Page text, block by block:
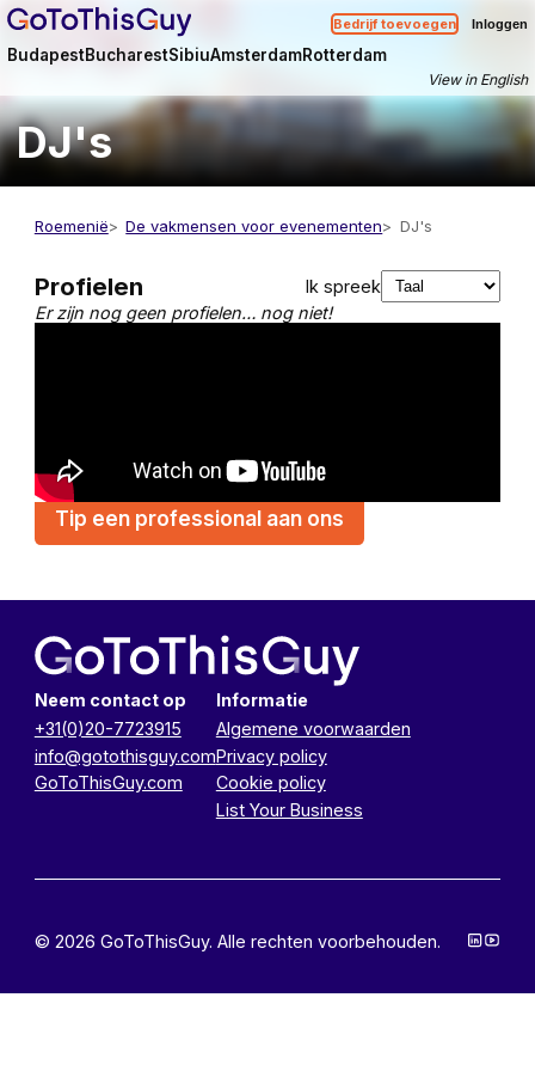
Bedrijf toevoegen Inloggen
BudapestBucharestSibiuAmsterdamRotterdam
View in English
DJ's
Roemenië De vakmensen voor evenementen DJ's
Profielen
Ik spreek
Er zijn nog geen profielen… nog niet!
Tip een professional aan ons
Neem contact op
+31(0)20-7723915
info@gotothisguy.com
GoToThisGuy.com
Informatie
Algemene voorwaarden
Privacy policy
Cookie policy
List Your Business
© 2026 GoToThisGuy. Alle rechten voorbehouden.